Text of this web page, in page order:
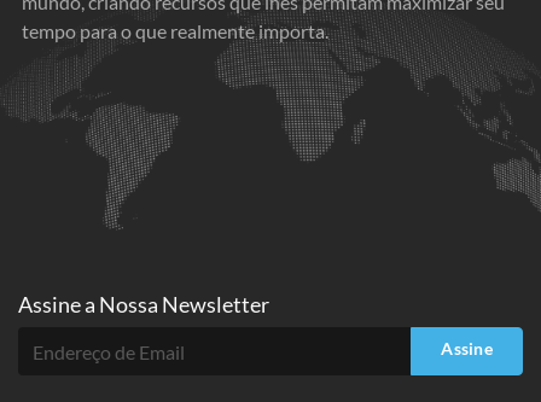
tempo para o que realmente importa.
Assine a Nossa Newsletter
Assine